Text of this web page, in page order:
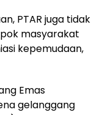
PTAR juga tidak
masyarakat
kepemudaan,
Emas
gelanggang